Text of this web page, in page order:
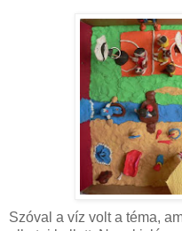
Szóval a víz volt a téma,